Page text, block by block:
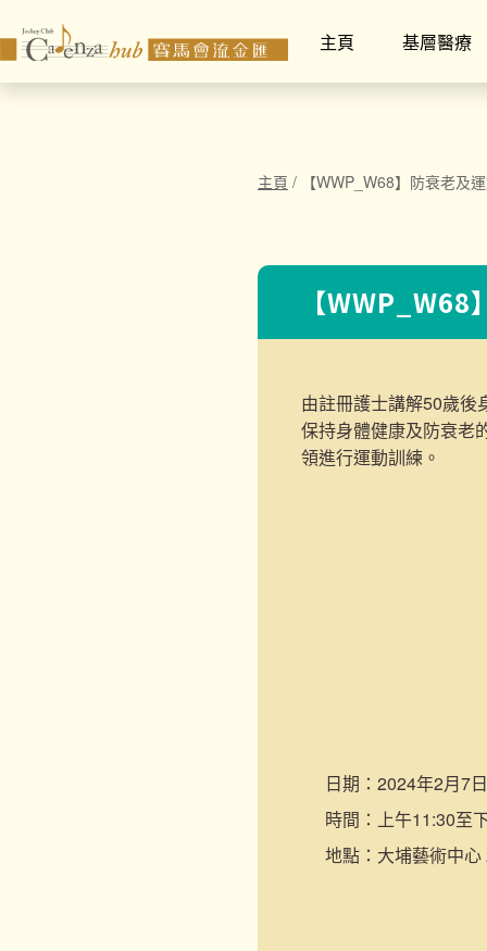
主頁 基層醫療
主頁 / 【WWP_W68】防衰老及
【
由註冊護士講解50歲後
保持身體健康及防衰老
領進行運動訓練。
日期： 2024年2月7
時間： 上午11:30至
地點： 大埔藝術中